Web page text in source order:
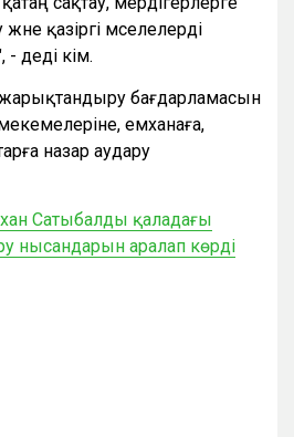
қазіргі мәселелерді
әкім.
жарықтандыру бағдарламасын
емханаға,
назар аудару
Сатыбалды қаладағы
нысандарын аралап көрді